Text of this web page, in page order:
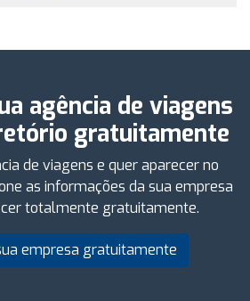
agência de viagens
gratuitamente
de viagens e quer aparecer no
as informações da sua empresa
totalmente gratuitamente.
empresa gratuitamente